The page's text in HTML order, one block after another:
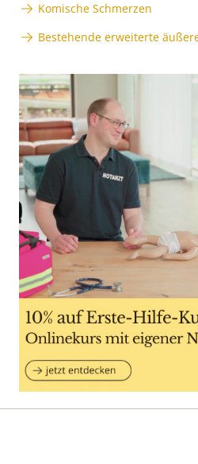
Komische Schmerzen
Bestehende erweiterte